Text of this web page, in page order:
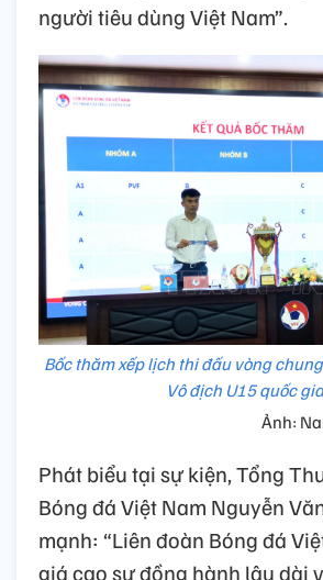
người tiêu dùng Việt Nam”.
Bốc thăm xếp lịch thi đấu vòng
Vô địch U15 quốc
Ảnh:
Phát biểu tại sự kiện, Tổng
Bóng đá Việt Nam Nguyễn
mạnh: “Liên đoàn Bóng đá
giá cao sự đồng hành lâu dài